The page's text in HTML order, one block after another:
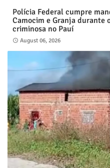
Polícia Federal cumpre
Camocim e Granja durante
criminosa no Pauí
August 06, 2026